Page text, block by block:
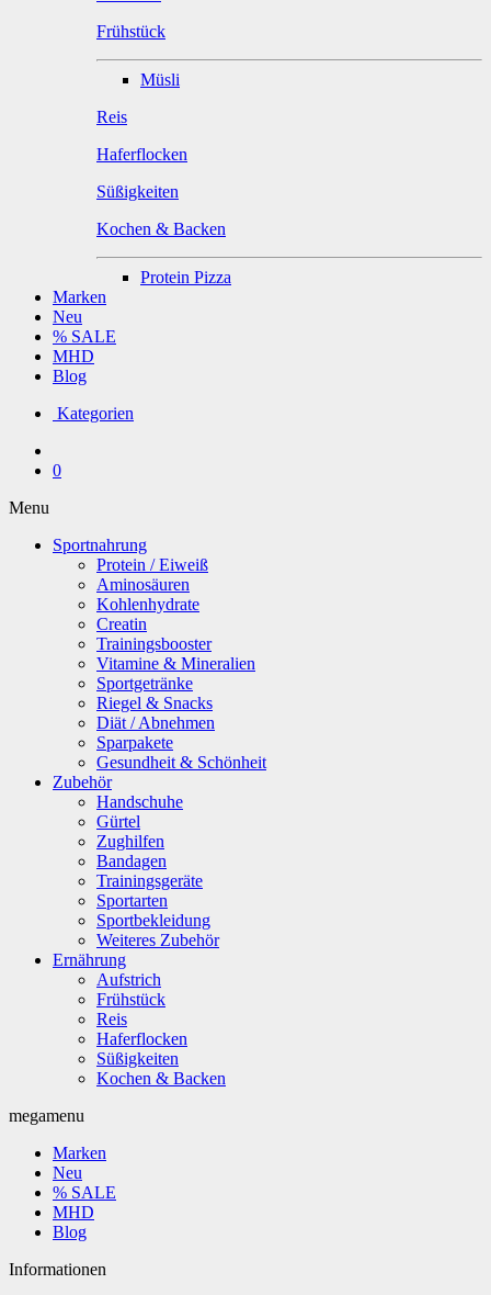
Frühstück
Müsli
Reis
Haferflocken
Süßigkeiten
Kochen & Backen
Protein Pizza
Marken
Neu
% SALE
MHD
Blog
Kategorien
0
Menu
Sportnahrung
Protein / Eiweiß
Aminosäuren
Kohlenhydrate
Creatin
Trainingsbooster
Vitamine & Mineralien
Sportgetränke
Riegel & Snacks
Diät / Abnehmen
Sparpakete
Gesundheit & Schönheit
Zubehör
Handschuhe
Gürtel
Zughilfen
Bandagen
Trainingsgeräte
Sportarten
Sportbekleidung
Weiteres Zubehör
Ernährung
Aufstrich
Frühstück
Reis
Haferflocken
Süßigkeiten
Kochen & Backen
megamenu
Marken
Neu
% SALE
MHD
Blog
Informationen